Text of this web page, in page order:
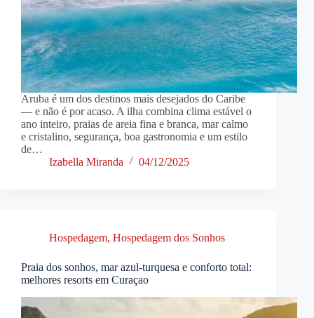
Aruba é um dos destinos mais desejados do Caribe
— e não é por acaso. A ilha combina clima estável o
ano inteiro, praias de areia fina e branca, mar calmo
e cristalino, segurança, boa gastronomia e um estilo
de…
Izabella Miranda
04/12/2025
Hospedagem, Hospedagem dos Sonhos
Praia dos sonhos, mar azul-turquesa e conforto total:
melhores resorts em Curaçao